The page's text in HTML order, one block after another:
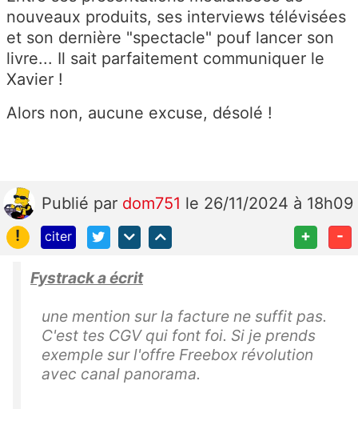
nouveaux produits, ses interviews télévisées
et son dernière "spectacle" pouf lancer son
livre... Il sait parfaitement communiquer le
Xavier !
Alors non, aucune excuse, désolé !
Publié par dom751 le 26/11/2024 à 18h09
!
citer + -
Fystrack a écrit
une mention sur la facture ne suffit pas.
C'est tes CGV qui font foi. Si je prends
exemple sur l'offre Freebox révolution
avec canal panorama.